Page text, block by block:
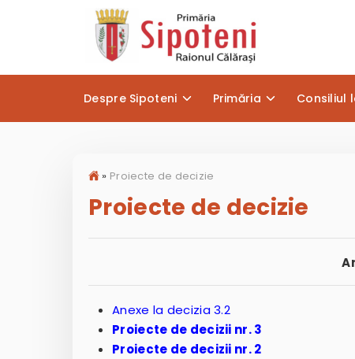
Despre Sipoteni Primăria Consiliul
» Proiecte de decizie
Proiecte de decizie
Anexe la decizia 3.2
Proiecte de decizii nr. 3
Proiecte de decizii nr. 2